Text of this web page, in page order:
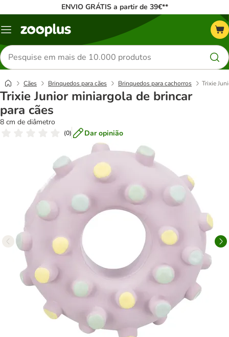
ENVIO GRÁTIS a partir de 39€**
Menu
Pesquisar
produtos
Cães Brinquedos para cães Brinquedos para cachorros Trixie
Trixie Junior miniargola de brincar
para cães
8 cm de diâmetro
(0) Dar opinião